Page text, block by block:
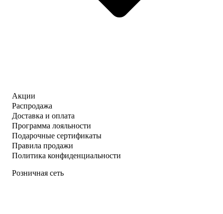
Акции
Распродажа
Доставка и оплата
Программа лояльности
Подарочные сертификаты
Правила продажи
Политика конфиденциальности
Розничная сеть